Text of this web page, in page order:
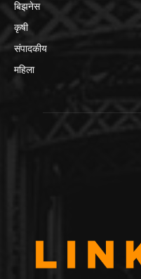
बिझनेस
कृषी
संपादकीय
महिला